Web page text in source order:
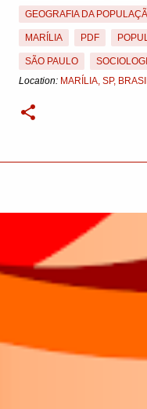
GEOGRAFIA DA
MARÍLIA PDF
SÃO PAULO
Location: MARÍLIA, SP,